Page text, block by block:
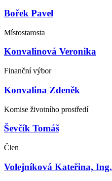
Bořek Pavel
Místostarosta
Konvalinová Veronika
Finanční výbor
Konvalina Zdeněk
Komise životního prostředí
Ševčík Tomáš
Člen
Volejníková Kateřina, Ing.